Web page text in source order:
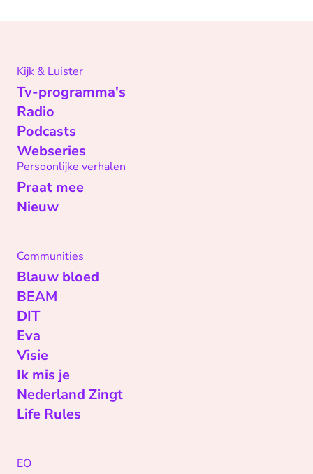
Kijk & Luister
Tv-programma's
Radio
Podcasts
Webseries
Persoonlijke verhalen
Praat mee
Nieuw
Communities
Blauw bloed
BEAM
DIT
Eva
Visie
Ik mis je
Nederland Zingt
Life Rules
EO